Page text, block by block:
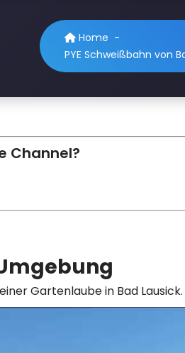
Home -
PYE Schweißbahn von
Channel?
Gartenlaube in Bad Lausick.